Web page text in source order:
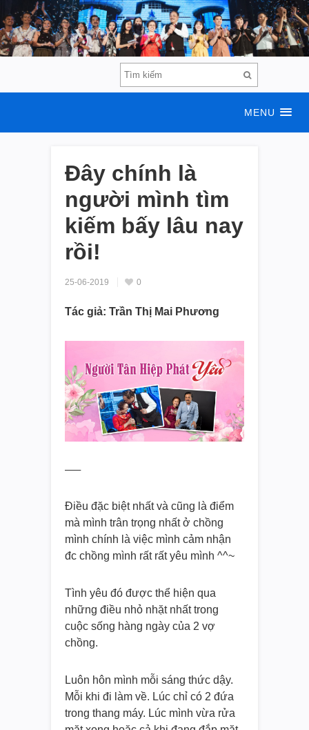
MENU
Đây chính là
người mình tìm
kiếm bấy lâu nay
rồi!
25-06-2019 0
Tác giả: Trần Thị Mai Phương
—–
Điều đặc biệt nhất và cũng là điểm
mà mình trân trọng nhất ở chồng
mình chính là việc mình cảm nhận
đc chồng mình rất rất yêu mình ^^~
Tình yêu đó được thể hiện qua
những điều nhỏ nhặt nhất trong
cuộc sống hàng ngày của 2 vợ
chồng.
Luôn hôn mình mỗi sáng thức dậy.
Mỗi khi đi làm về. Lúc chỉ có 2 đứa
trong thang máy. Lúc mình vừa rửa